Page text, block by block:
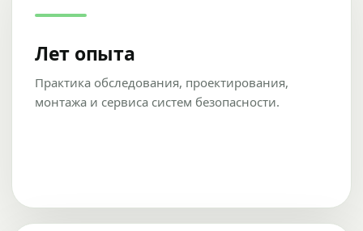
Лет опыта
Практика обследования, проектирования,
монтажа и сервиса систем безопасности.